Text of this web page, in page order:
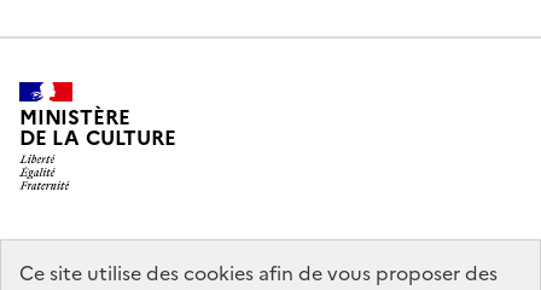
Ce site utilise des cookies afin de vous proposer des
MINISTÈRE
DE LA CULTURE
legifrance.gouv.fr
info.gouv.fr